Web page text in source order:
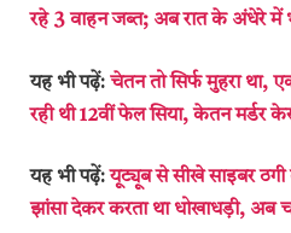
रहे 3 वाहन जब्त; अब रात के अंधेरे में
यह भी पढ़ें: चेतन तो सिर्फ मुहरा
रही थी 12वीं फेल सिया, केतन मर्डर
यह भी पढ़ें:यूट्यूब से सीखे साइबर
झांसा देकर करता था धोखाधड़ी, अब